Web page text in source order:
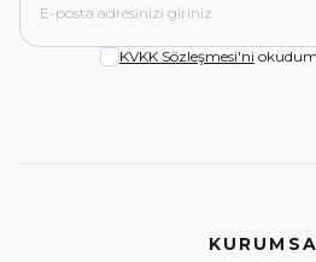
KVKK Sözleşmesi'ni